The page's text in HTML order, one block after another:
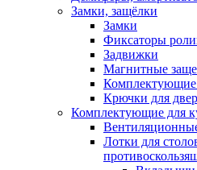
Замки, защёлки
Замки
Фиксаторы
Задвижки
Магнитные
Комплектующие
Крючки для
Комплектующие для
Лотки для